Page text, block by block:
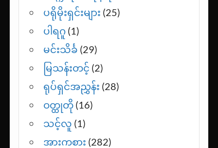
ပရိုမိုးရှင်းများ (25)
ပါရဂူ (1)
မင်းသိင်္ခ (29)
မြသန်းတင့် (2)
ရုပ်ရှင်အညွှန်း (28)
ဝတ္ထုတို (16)
သင့်လူ (1)
အားကစား (282)